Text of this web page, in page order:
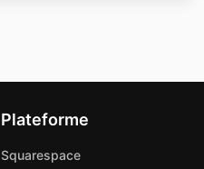
Plateforme
Squarespace